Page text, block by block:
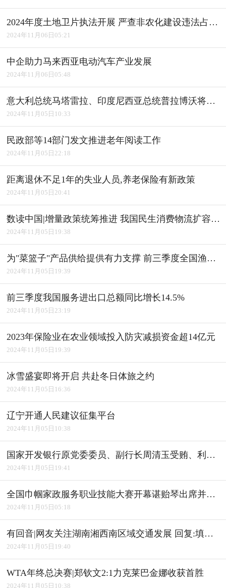
2024年度土地卫片执法开展 严查非农化建设违法占用耕地
2024年11月06日05:21
中企助力马来西亚电动汽车产业发展
2024年11月06日05:48
意大利总统马塔雷拉、印度尼西亚总统普拉博沃将访华
2024年11月05日10:33
民政部等14部门发文推进老年阅读工作
2024年11月05日22:18
距离退休不足1年的失业人员,养老保险有新政策
2024年11月05日20:41
数读中国|增量政策统筹推进 我国民生消费物流扩容升级
2024年11月05日19:38
为"菜篮子"产品供给提供有力支撑 前三季度全国渔业经济平稳发展
2024年11月05日19:39
前三季度我国服务进出口总额同比增长14.5%
2024年11月05日23:19
2023年保险业在农业领域投入防灾减损资金超14亿元
2024年11月05日19:39
冰雪盛宴即将开启 共赴冬日体旅之约
2024年11月05日16:36
辽宁开通人民建议征集平台
2024年11月05日10:38
国家开发银行原党委委员、副行长周清玉受贿、利用影响力受贿案一审宣判
2024年11月05日19:41
全国巾帼家政服务职业技能大赛开幕谌贻琴出席并宣布开幕
2024年11月05日05:18
有回音|网友关注湖南湘西南区域交通发展 回复:填补"空白" 完善路网
2024年11月05日19:40
WTA年终总决赛|郑钦文2:1力克莱巴金娜收获首胜
2024年11月05日10:38